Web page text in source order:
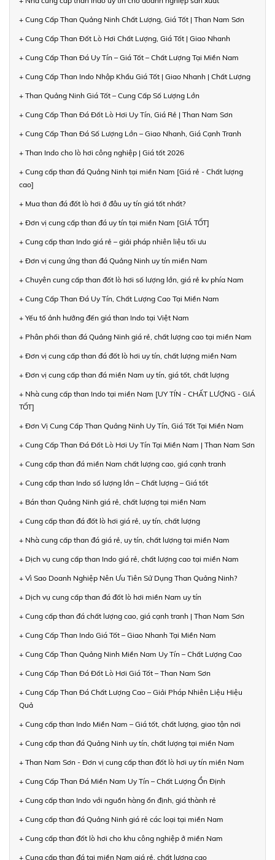
+ Cung Cấp Than Quảng Ninh Chất Lượng, Giá Tốt | Than Nam Sơn
+ Cung Cấp Than Đốt Lò Hơi Chất Lượng, Giá Tốt | Giao Nhanh
+ Cung Cấp Than Đá Uy Tín – Giá Tốt – Chất Lượng Tại Miền Nam
+ Cung Cấp Than Indo Nhập Khẩu Giá Tốt | Giao Nhanh | Chất Lượng
+ Than Quảng Ninh Giá Tốt – Cung Cấp Số Lượng Lớn
+ Cung Cấp Than Đá Đốt Lò Hơi Uy Tín, Giá Rẻ | Than Nam Sơn
+ Cung Cấp Than Đá Số Lượng Lớn – Giao Nhanh, Giá Cạnh Tranh
+ Than Indo cho lò hơi công nghiệp | Giá tốt 2026
+ Cung cấp than đá Quảng Ninh tại miền Nam [Giá rẻ - Chất lượng
cao]
+ Mua than đá đốt lò hơi ở đâu uy tín giá tốt nhất?
+ Đơn vị cung cấp than đá uy tín tại miền Nam [GIÁ TỐT]
+ Cung cấp than Indo giá rẻ – giải pháp nhiên liệu tối ưu
+ Đơn vị cung ứng than đá Quảng Ninh uy tín miền Nam
+ Chuyên cung cấp than đốt lò hơi số lượng lớn, giá rẻ kv phía Nam
+ Cung Cấp Than Đá Uy Tín, Chất Lượng Cao Tại Miền Nam
+ Yếu tố ảnh hưởng đến giá than Indo tại Việt Nam
+ Phân phối than đá Quảng Ninh giá rẻ, chất lượng cao tại miền Nam
+ Đơn vị cung cấp than đá đốt lò hơi uy tín, chất lượng miền Nam
+ Đơn vị cung cấp than đá miền Nam uy tín, giá tốt, chất lượng
+ Nhà cung cấp than Indo tại miền Nam [UY TÍN - CHẤT LƯỢNG - GIÁ
TỐT]
+ Đơn Vị Cung Cấp Than Quảng Ninh Uy Tín, Giá Tốt Tại Miền Nam
+ Cung Cấp Than Đá Đốt Lò Hơi Uy Tín Tại Miền Nam | Than Nam Sơn
+ Cung cấp than đá miền Nam chất lượng cao, giá cạnh tranh
+ Cung cấp than Indo số lượng lớn – Chất lượng – Giá tốt
+ Bán than Quảng Ninh giá rẻ, chất lượng tại miền Nam
+ Cung cấp than đá đốt lò hơi giá rẻ, uy tín, chất lượng
+ Nhà cung cấp than đá giá rẻ, uy tín, chất lượng tại miền Nam
+ Dịch vụ cung cấp than Indo giá rẻ, chất lượng cao tại miền Nam
+ Vì Sao Doanh Nghiệp Nên Ưu Tiên Sử Dụng Than Quảng Ninh?
+ Dịch vụ cung cấp than đá đốt lò hơi miền Nam uy tín
+ Cung cấp than đá chất lượng cao, giá cạnh tranh | Than Nam Sơn
+ Cung Cấp Than Indo Giá Tốt – Giao Nhanh Tại Miền Nam
+ Cung Cấp Than Quảng Ninh Miền Nam Uy Tín – Chất Lượng Cao
+ Cung Cấp Than Đá Đốt Lò Hơi Giá Tốt – Than Nam Sơn
+ Cung Cấp Than Đá Chất Lượng Cao – Giải Pháp Nhiên Liệu Hiệu
Quả
+ Cung cấp than Indo Miền Nam – Giá tốt, chất lượng, giao tận nơi
+ Cung cấp than đá Quảng Ninh uy tín, chất lượng tại miền Nam
+ Than Nam Sơn - Đơn vị cung cấp than đốt lò hơi uy tín miền Nam
+ Cung Cấp Than Đá Miền Nam Uy Tín – Chất Lượng Ổn Định
+ Cung cấp than Indo với nguồn hàng ổn định, giá thành rẻ
+ Cung cấp than đá Quảng Ninh giá rẻ các loại tại miền Nam
+ Cung cấp than đốt lò hơi cho khu công nghiệp ở miền Nam
+ Cung cấp than đá tại miền Nam giá rẻ, chất lượng cao